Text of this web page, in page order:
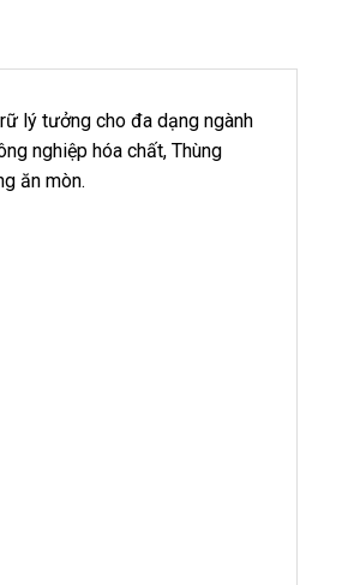
lý tưởng cho đa dạng ngành
nghiệp hóa chất, Thùng
ăn mòn.